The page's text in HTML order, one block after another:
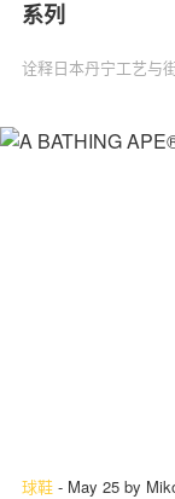
系列
诠释日本丹宁工艺与
球鞋 - May 25 by